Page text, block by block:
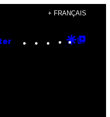
+ FRANÇAIS
Instagram
TikTok
YouTube
Google